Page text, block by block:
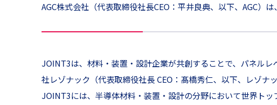
AGC株式会社（代表取締役社長CEO：平井良典、以下、AGC）
JOINT3は、材料・装置・設計企業が共創することで、パネル
社レゾナック（代表取締役社長 CEO：髙橋秀仁、以下、レゾナ
JOINT3には、半導体材料・装置・設計の分野において世界ト